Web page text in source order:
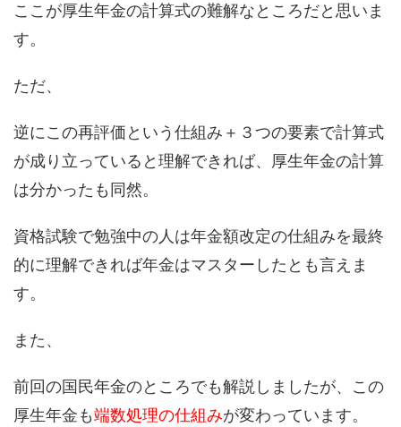
ここが厚生年金の計算式の難解なところだと思いま
す。
ただ、
逆にこの再評価という仕組み＋３つの要素で計算式
が成り立っていると理解できれば、厚生年金の計算
は分かったも同然。
資格試験で勉強中の人は年金額改定の仕組みを最終
的に理解できれば年金はマスターしたとも言えま
す。
また、
前回の国民年金のところでも解説しましたが、この
厚生年金も端数処理の仕組みが変わっています。